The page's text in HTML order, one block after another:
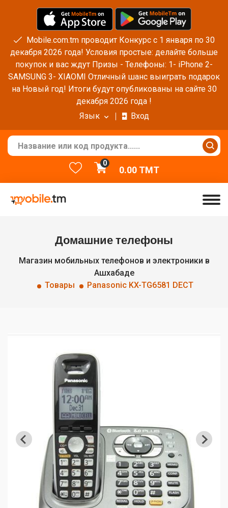
Mobile.com.tm проводит Конкурс с 1 января по 30
декабря 2026 года! Условия простые: делайте больше
покупок и вас ждут Призы - Телефоны: 1- iPhone 2-
SAMSUNG 3- XIAOMI Отличный шанс выиграть подарок
на Новый год! Итоги будут опубликованы на сайте 30
декабря 2026 года !
Язык
Вход
0
0.00TMT
Домашние телефоны
Магазин мобильных телефонов и электроники в
Ашхабаде
Товары
Panasonic KX-TG6581 DECT